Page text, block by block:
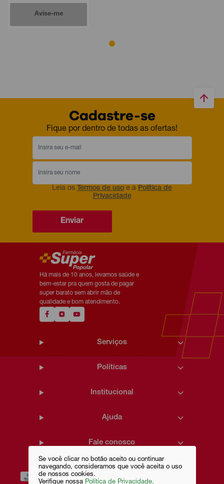
Se você clicar no botão aceito ou continuar
navegando, consideramos que você aceita o uso
de nossos cookies.
Verifique nossa Política de Privacidade.
Avise-me
Cadastre-se
Fique por dentro de todas as ofertas!
Leia os Termos de uso e a Política de
Privacidade
Enviar
Há mais de 10 anos, levamos saúde e
bem-estar pra quem gosta de pagar
super barato sem abrir mão de
qualidade e bom atendimento.
Serviços
Políticas
Institucional
Ajuda
Fale conosco